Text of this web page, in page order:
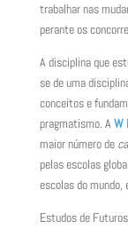
trabalhar nas
perante os
A disciplina que
se de uma
conceitos e
pragmatismo. AW
maior número de
pelas escolas
escolas do mundo,
Estudos de